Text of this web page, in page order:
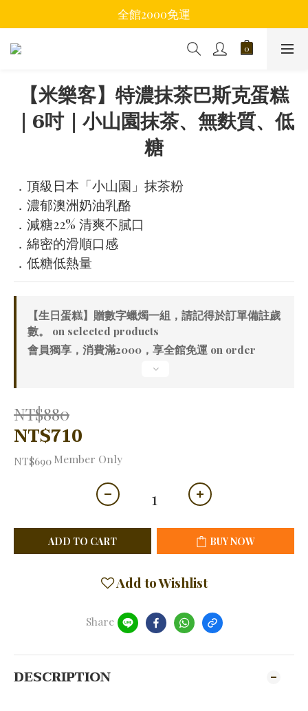
全館2000免運
【米樂客】特濃抹茶巴斯克蛋糕
｜6吋｜小山園抹茶、無麩質、低
糖
．頂級日本「小山園」抹茶粉
．濃郁澳洲奶油乳酪
．減糖22% 清爽不膩口
．綿密的滑順口感
．低糖低熱量
【生日蛋糕】贈數字蠟燭一組，請記得於訂單備註歲
數。 on selected products
會員獨享，消費滿2000，享全館免運 on order
NT$880
NT$710
NT$690Member Only
ADD TO CART BUY NOW
Add to Wishlist
Share
DESCRIPTION